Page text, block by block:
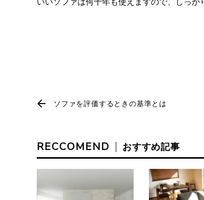
ソファを評価するときの基準とは
RECCOMEND おすすめ記事